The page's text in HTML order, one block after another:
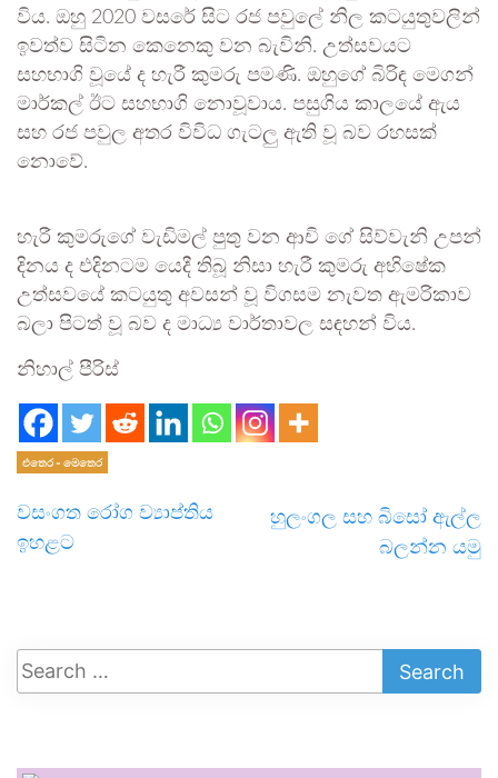
විය. ඔහු 2020 වසරේ සිට රජ පවුලේ නිල කටයුතුවලින්
ඉවත්ව සිටින කෙනෙකු වන බැවිනි. උත්සවයට
සහභාගි වූයේ ද හැරී කුමරු පමණි. ඔහුගේ බිරිඳ මෙගන්
මාර්කල් ඊට සහභාගි නොවූවාය. පසුගිය කාලයේ ඇය
සහ රජ පවුල අතර විවිධ ගැටලු ඇති වූ බව රහසක්
නොවේ.
හැරී කුමරුගේ වැඩිමල් පුතු වන ආචි ගේ සිව්වැනි උපන්
දිනය ද එදිනටම යෙදී තිබූ නිසා හැරී කුමරු අභිෂේක
උත්සවයේ කටයුතු අවසන් වූ විගසම නැවත ඇමරිකාව
බලා පිටත් වූ බව ද මාධ්‍ය වාර්තාවල සඳහන් විය.
නිහාල් පීරිස්
එතෙර - මෙතෙර
වසංගත රෝග ව්‍යාප්තිය
ඉහළට
හුලංගල සහ බිසෝ ඇල්ල
බලන්න යමු